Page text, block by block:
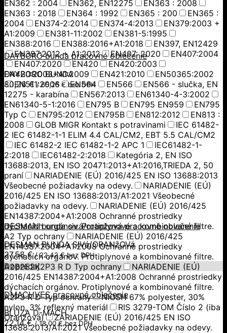
EN362 : 2004
EN362, EN12275
EN363 : 2008
EN363 : 2018
EN364 : 1992 EN365 : 200
EN365 :
2004
EN374-2:2014 EN374-4:2013
EN379:2003 +
A1:2009
EN381-11:2002
EN381-5:1995
EN388:2016
EN388:2016+A1:2018
EN397, EN12429
EN397:2012 + A1:2012
EN407: 2020
EN407:2004
EN407:2020
EN420
EN420:2003
EN420:2003+A1:2009
EN421:2010
EN50365:2002
EN511:2006
EN564 EN566
EN566 - slučka, EN
12275 - karabína
EN567:2013
EN61340-4-3:2002
EN61340-5-1:2016
EN795 B EN795 EN959
EN795
Typ C
EN795:2012 EN795B EN812:2012
EN813 :
2008
GLOB MIGR Kontakt s potravinami
IEC 61482-
2 IEC 61482-1-1 ELIM 4.4 CAL/CM2, EBT 5.5 CAL/CM2
IEC 61482-2 IEC 61482-1-2 APC 1
IEC61482-1-
2:2018
IEC61482-2:2018
Kategória 2, EN ISO
13688:2013, EN ISO 20471:2013+A1:2016,TRIEDA 2, 50
praní
NARIADENIE (EÚ) 2016/425 EN ISO 13688:2013
Všeobecné požiadavky na odevy.
NARIADENIE (EÚ)
2016/425 EN ISO 13688:2013/A1:2021 Všeobecné
požiadavky na odevy.
NARIADENIE (EÚ) 2016/425
EN14387:2004+A1:2008 Ochranné prostriedky
dýchacích orgánov. Protiplynové a kombinované filtre.
A2 Typ ochrany
NARIADENIE (EÚ) 2016/425
EN14387:2004+A1:2008 Ochranné prostriedky
dýchacích orgánov. Protiplynové a kombinované filtre.
A2B2E2K2P3 R D Typ ochrany
NARIADENIE (EÚ)
2016/425 EN14387:2004+A1:2008 Ochranné prostriedky
dýchacích orgánov. Protiplynové a kombinované filtre.
A2P3 R D Typ ochrany
NIOSH 67% polyester, 30%
nylon, 3% reflexný materiál
RIS 3279-TOM Číslo 2 (iba
Oranžová)
ZARIADENIE (EÚ) 2016/425 EN ISO
13688:2013/A1:2021 Všeobecné požiadavky na odevy.
DAYBORO bunda pracovné oblečenie
DAYBORO BUNDA
80,26€/65,25 € bez DPH
DESMAN bunda sivá/oranžová pracovné oblečenie
DESMAN BUNDA SIVá/ORANžOVá
27,58€/22,42€bez DPH
Dopredaj
DMACHVES pracovné oblečenie
BLÚZA D-MACH
22,14€/18,00€bez DPH